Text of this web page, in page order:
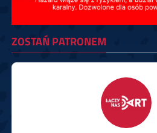
ZOSTAŃ PATRONEM